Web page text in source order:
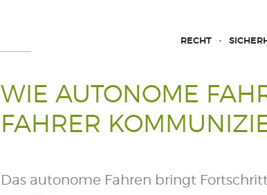
RECHT
WIE AUTONOME
FAHRER
Das autonome Fahren bringt